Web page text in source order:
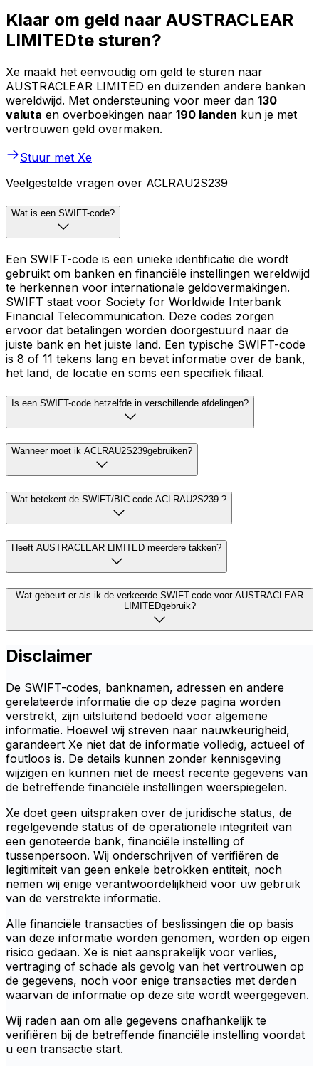
Klaar om geld naar AUSTRACLEAR
LIMITEDte sturen?
Xe maakt het eenvoudig om geld te sturen naar
AUSTRACLEAR LIMITED en duizenden andere banken
wereldwijd. Met ondersteuning voor meer dan 130
valuta en overboekingen naar 190 landen kun je met
vertrouwen geld overmaken.
Stuur met Xe
Veelgestelde vragen over ACLRAU2S239
Wat is een SWIFT-code?
Een SWIFT-code is een unieke identificatie die wordt
gebruikt om banken en financiële instellingen wereldwijd
te herkennen voor internationale geldovermakingen.
SWIFT staat voor Society for Worldwide Interbank
Financial Telecommunication. Deze codes zorgen
ervoor dat betalingen worden doorgestuurd naar de
juiste bank en het juiste land. Een typische SWIFT-code
is 8 of 11 tekens lang en bevat informatie over de bank,
het land, de locatie en soms een specifiek filiaal.
Is een SWIFT-code hetzelfde in verschillende afdelingen?
Wanneer moet ik ACLRAU2S239gebruiken?
Wat betekent de SWIFT/BIC-code ACLRAU2S239 ?
Heeft AUSTRACLEAR LIMITED meerdere takken?
Wat gebeurt er als ik de verkeerde SWIFT-code voor AUSTRACLEAR
LIMITEDgebruik?
Disclaimer
De SWIFT-codes, banknamen, adressen en andere
gerelateerde informatie die op deze pagina worden
verstrekt, zijn uitsluitend bedoeld voor algemene
informatie. Hoewel wij streven naar nauwkeurigheid,
garandeert Xe niet dat de informatie volledig, actueel of
foutloos is. De details kunnen zonder kennisgeving
wijzigen en kunnen niet de meest recente gegevens van
de betreffende financiële instellingen weerspiegelen.
Xe doet geen uitspraken over de juridische status, de
regelgevende status of de operationele integriteit van
een genoteerde bank, financiële instelling of
tussenpersoon. Wij onderschrijven of verifiëren de
legitimiteit van geen enkele betrokken entiteit, noch
nemen wij enige verantwoordelijkheid voor uw gebruik
van de verstrekte informatie.
Alle financiële transacties of beslissingen die op basis
van deze informatie worden genomen, worden op eigen
risico gedaan. Xe is niet aansprakelijk voor verlies,
vertraging of schade als gevolg van het vertrouwen op
de gegevens, noch voor enige transacties met derden
waarvan de informatie op deze site wordt weergegeven.
Wij raden aan om alle gegevens onafhankelijk te
verifiëren bij de betreffende financiële instelling voordat
u een transactie start.